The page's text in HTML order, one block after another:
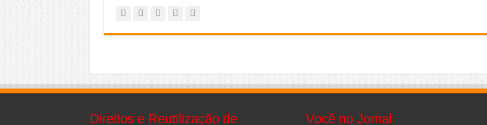
Direitos e Reutilização de Você no Jornal